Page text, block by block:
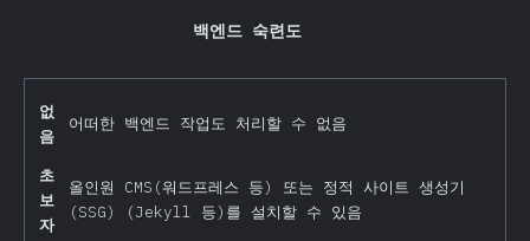
백엔드 숙련도
없
음
어떠한 백엔드 작업도 처리할 수 없음
초
보
자
올인원 CMS(워드프레스 등) 또는 정적 사이트 생성기
(SSG) (Jekyll 등)를 설치할 수 있음